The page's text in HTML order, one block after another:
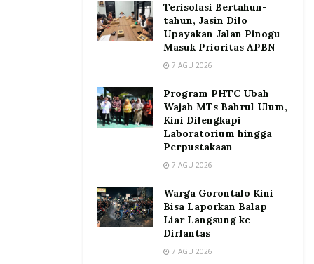
Terisolasi Bertahun-
tahun, Jasin Dilo
Upayakan Jalan Pinogu
Masuk Prioritas APBN
7 AGU 2026
Program PHTC Ubah
Wajah MTs Bahrul Ulum,
Kini Dilengkapi
Laboratorium hingga
Perpustakaan
7 AGU 2026
Warga Gorontalo Kini
Bisa Laporkan Balap
Liar Langsung ke
Dirlantas
7 AGU 2026